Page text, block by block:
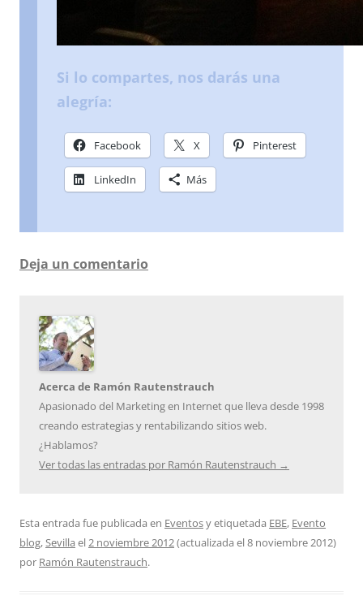
Si lo compartes, nos darás una
alegría:
Facebook X Pinterest
LinkedIn Más
Deja un comentario
Acerca de Ramón Rautenstrauch
Apasionado del Marketing en Internet que lleva desde 1998
creando estrategias y rentabilizando sitios web.
¿Hablamos?
Ver todas las entradas por Ramón Rautenstrauch →
Esta entrada fue publicada en Eventosy etiquetada EBE, Evento
blog,Sevilla el2 noviembre 2012(actualizada el8 noviembre 2012)
por Ramón Rautenstrauch.